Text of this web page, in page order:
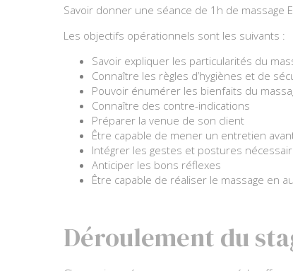
Savoir donner une séance de 1h de massage
Les objectifs opérationnels sont les suivants :
Savoir expliquer les particularités du
Connaître les règles d’hygiènes et de
Pouvoir énumérer les bienfaits du
Connaître des contre-indications
Préparer la venue de son client
Être capable de mener un entretien
Intégrer les gestes et postures
Anticiper les bons réflexes
Être capable de réaliser le massage en
Déroulement du